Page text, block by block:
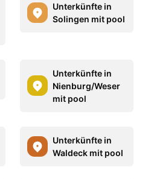
Unterkünfte in
Solingen mit pool
Unterkünfte in
Nienburg/Weser
mit pool
Unterkünfte in
Waldeck mit pool